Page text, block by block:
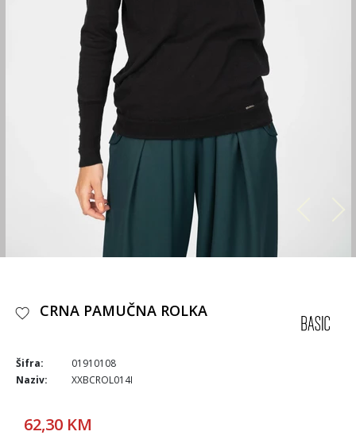
CRNA PAMUČNA ROLKA
Šifra:
01910108
Naziv:
XXBCROL014I
62,30 KM